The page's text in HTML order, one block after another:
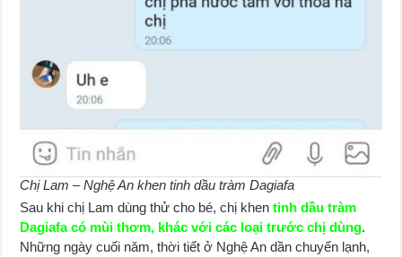
Chị Lam – Nghệ An khen tinh dầu tràm Dagiafa
Sau khi chị Lam dùng thử cho bé, chị khentinh dầu tràm
Dagiafa có mùi thơm, khác với các loại trước chị dùng.
Những ngày cuối năm, thời tiết ở Nghệ An dần chuyển lạnh,